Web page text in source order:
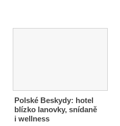
Polské Beskydy: hotel
blízko lanovky, snídaně
i wellness